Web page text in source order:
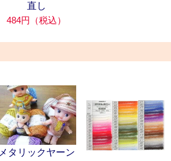
直し
484円（税込）
メタリックヤーン